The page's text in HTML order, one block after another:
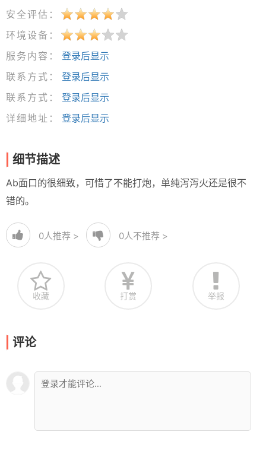
安全评估：
环境设备：
服务内容：
登录后显示
联系方式：
登录后显示
联系方式：
登录后显示
详细地址：
登录后显示
细节描述
Ab面口的很细致，可惜了不能打炮，单纯泻泻火还是很不
错的。
0人推荐 > 0人不推荐 >
收藏 打赏 举报
评论